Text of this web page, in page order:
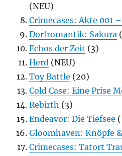
(NEU)
Crimecases: Akte 001
Dorfromantik: Sakura
Echos der Zeit (3)
Herd (NEU)
Toy Battle (20)
Cold Case: Eine Prise
Rebirth (3)
Endeavor: Die Tiefsee
Gloomhaven: Knöpfe
Crimecases: Tatort